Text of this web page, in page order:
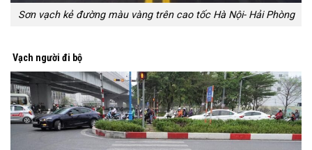
Sơn vạch kẻ đường màu vàng trên cao tốc Hà Nội- Hải Phòng
Vạch người đi bộ